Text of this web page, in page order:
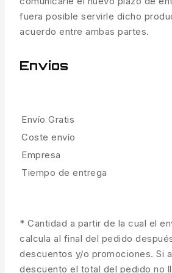
fuera posible servirle dicho
acuerdo entre ambas partes.
Envíos
Envío Gratis
Coste envío
Empresa
Tiempo de entrega
* Cantidad a partir de la cual el
calcula al final del pedido
descuentos y/o promociones. Si
descuento el total del pedido no